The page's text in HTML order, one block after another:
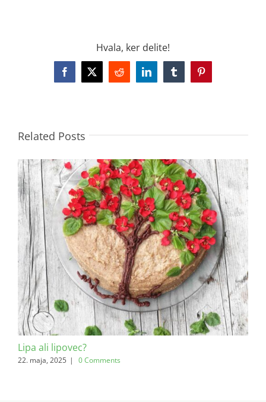
Hvala, ker delite!
Facebook
X Reddit LinkedInTumblrPinterest
Related Posts
Lipa ali lipovec?
22. maja, 2025 | 0 Comments